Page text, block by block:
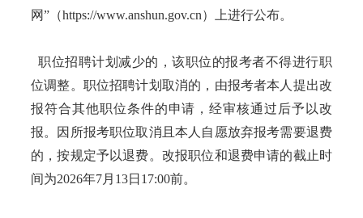
网”（https://www.anshun.gov.cn）上进行公布。
职位招聘计划减少的，该职位的报考者不得进行职
位调整。职位招聘计划取消的，由报考者本人提出改
报符合其他职位条件的申请，经审核通过后予以改
报。因所报考职位取消且本人自愿放弃报考需要退费
的，按规定予以退费。改报职位和退费申请的截止时
间为2026年7月13日17:00前。